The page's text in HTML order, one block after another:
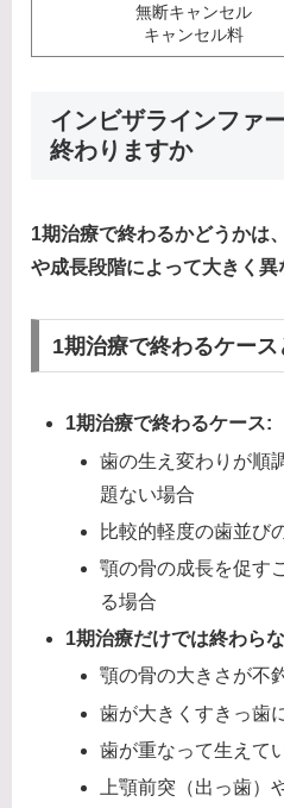
無断キャンセル
キャンセル料
インビザラインファ
終わりますか
1期治療で終わるかどうかは
や成長段階によって大きく異
1期治療で終わるケー
1期治療で終わるケース:
歯の生え変わりが順
題ない場合
比較的軽度の歯並び
顎の骨の成長を促す
る場合
1期治療だけでは終わら
顎の骨の大きさが不
歯が大きくすきっ歯
歯が重なって生えて
上顎前突（出っ歯）